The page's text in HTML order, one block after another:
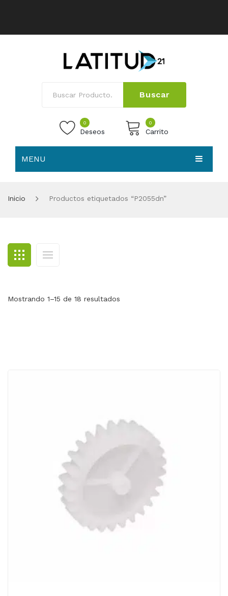
Buscar
0
Deseos
0
Carrito
MENU
BLOG
CONTACTO
Inicio Productos etiquetados “P2055dn”
Mostrando 1–15 de 18 resultados